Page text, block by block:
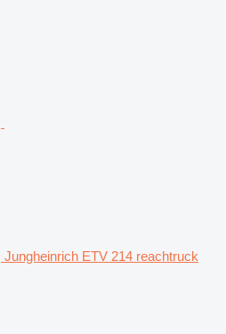
Jungheinrich ETV 214 reachtruck